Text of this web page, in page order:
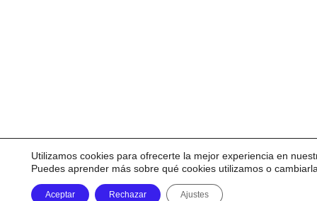
Utilizamos cookies para ofrecerte la mejor experiencia en
Puedes aprender más sobre qué cookies utilizamos o
Aceptar Rechazar Ajustes